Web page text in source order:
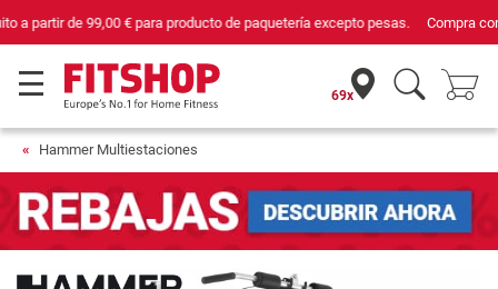
Compra con seguridad en Fitshop, comercio con sello de Confianza Online.
69x
Hammer Multiestaciones